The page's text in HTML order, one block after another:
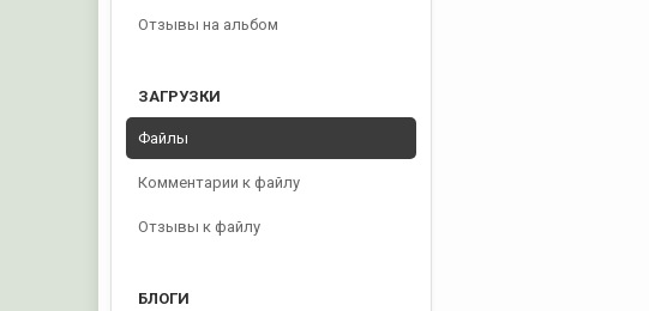
Отзывы на альбом
ЗАГРУЗКИ
Файлы
Комментарии к файлу
Отзывы к файлу
БЛОГИ